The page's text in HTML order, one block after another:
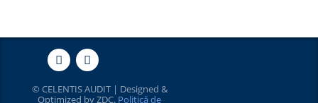
© CELENTIS AUDIT | Designed &
Optimized byZDC. Politică de